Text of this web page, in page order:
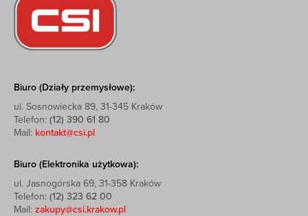
Biuro (Działy przemysłowe):
ul. Sosnowiecka 89, 31-345 Kraków
Telefon: (12) 390 61 80
Mail: kontakt@csi.pl
Biuro (Elektronika użytkowa):
ul. Jasnogórska 69, 31-358 Kraków
Telefon: (12) 323 62 00
Mail: zakupy@csi.krakow.pl